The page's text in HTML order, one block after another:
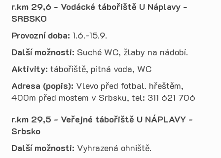
r.km 29,6 - Vodácké tábořiště U Náplavy -
SRBSKO
Provozní doba: 1.6.-15.9.
Další možnosti: Suché WC, žlaby na nádobí.
Aktivity: tábořiště, pitná voda, WC
Adresa (popis): Vlevo před fotbal. hřeštěm,
400m před mostem v Srbsku, tel: 311 621 706
r.km 29,5 - Veřejné tábořiště U NÁPLAVY -
Srbsko
Další možnosti: Vyhrazená ohniště.